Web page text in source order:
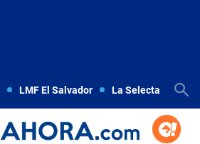
LMF El Salvador La Selecta